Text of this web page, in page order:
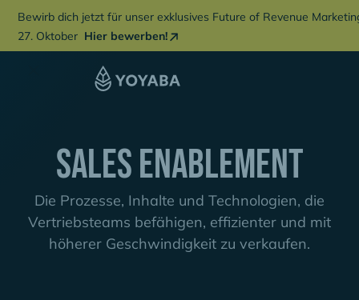
Bewirb dich jetzt für unser exklusives Future of Revenue
27. Oktober Hier bewerben!
Sales Enablement
Die Prozesse, Inhalte und Technologien, die
Vertriebsteams befähigen, effizienter und mit
höherer Geschwindigkeit zu verkaufen.